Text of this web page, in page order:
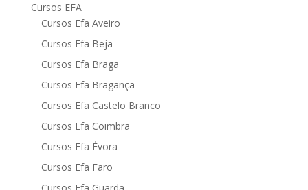
Cursos EFA
Cursos Efa Aveiro
Cursos Efa Beja
Cursos Efa Braga
Cursos Efa Bragança
Cursos Efa Castelo Branco
Cursos Efa Coimbra
Cursos Efa Évora
Cursos Efa Faro